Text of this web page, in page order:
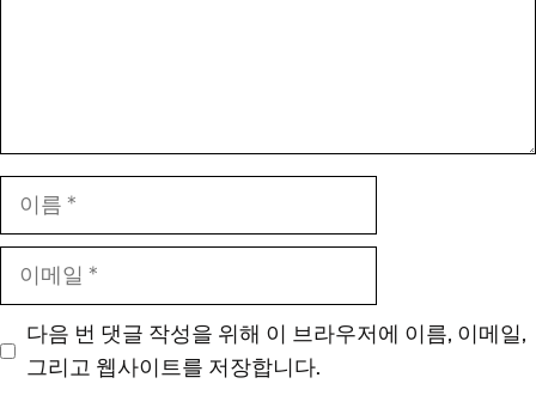
다음 번 댓글 작성을 위해 이 브라우저에 이름, 이메일,
그리고 웹사이트를 저장합니다.